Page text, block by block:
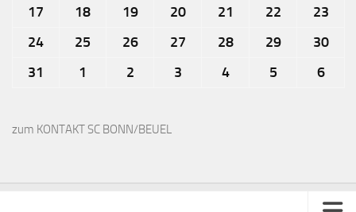
17
18 19 20 21 22
23
24
25 26 27 28 29
30
31
1 2 3 4 5 6
zum KONTAKT SC BONN/BEUEL